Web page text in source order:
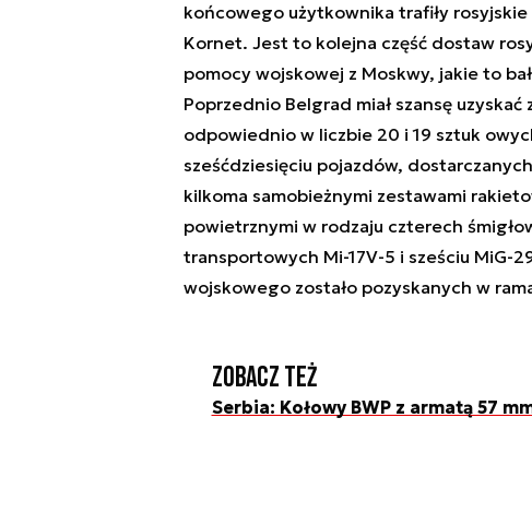
końcowego użytkownika trafiły
Kornet. Jest to kolejna część dostaw
pomocy wojskowej z Moskwy, jakie to
Poprzednio Belgrad miał szansę
odpowiednio w liczbie 20 i 19 sztuk
sześćdziesięciu pojazdów,
kilkoma samobieżnymi zestawami
powietrznymi w rodzaju czterech
transportowych Mi-17V-5 i sześciu MiG-
wojskowego zostało pozyskanych w
Zobacz też
Serbia: Kołowy BWP z armatą 57